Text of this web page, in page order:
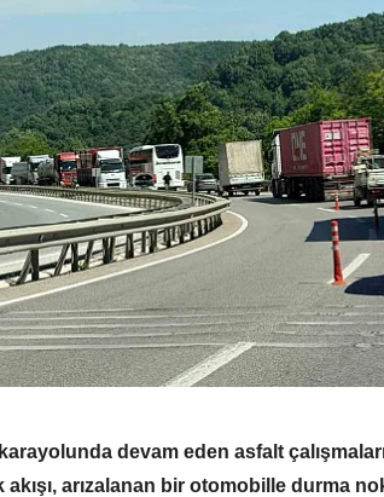
devam eden asfalt
arızalanan bir otomobille durma